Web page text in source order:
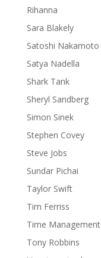
Rihanna
Sara Blakely
Satoshi Nakamoto
Satya Nadella
Shark Tank
Sheryl Sandberg
Simon Sinek
Stephen Covey
Steve Jobs
Sundar Pichai
Taylor Swift
Tim Ferriss
Time Management
Tony Robbins